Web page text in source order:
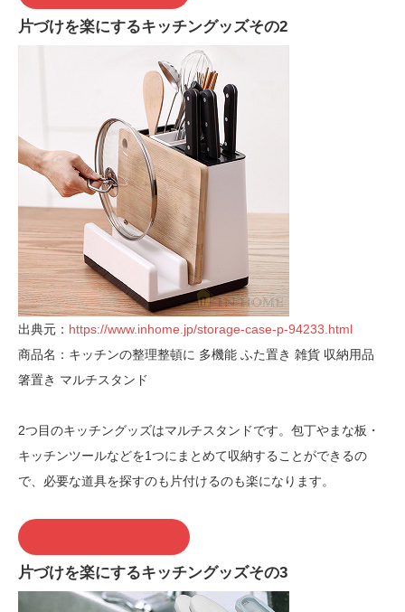
片づけを楽にするキッチングッズその2
出典元： https://www.inhome.jp/storage-case-p-94233.html
商品名：キッチンの整理整頓に 多機能 ふた置き 雑貨 収納用品
箸置き マルチスタンド
2つ目のキッチングッズはマルチスタンドです。包丁やまな板・
キッチンツールなどを1つにまとめて収納することができるの
で、必要な道具を探すのも片付けるのも楽になります。
片づけを楽にするキッチングッズその3